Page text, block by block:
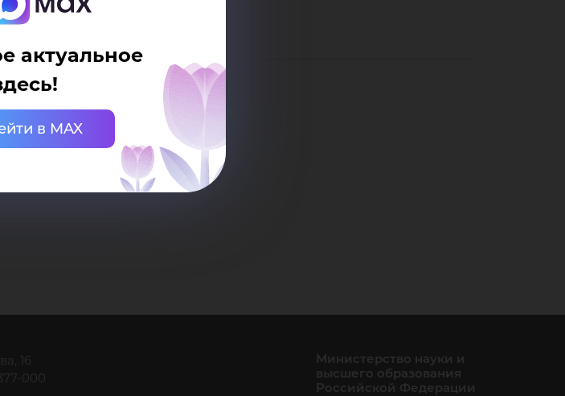
актуальное
в MAX
16
000
Министерство науки и
высшего образования
Российской Федерации